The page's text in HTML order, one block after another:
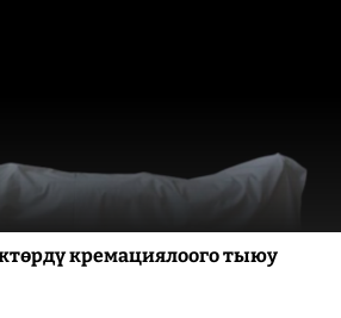
кремациялоого тыюу